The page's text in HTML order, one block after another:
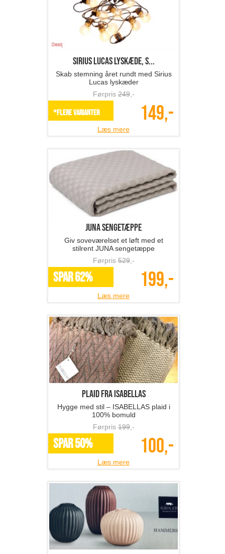
Sirius LUCAS lyskæde, s...
Skab stemning året rundt med Sirius
Lucas lyskæder
Førpris249,-
*Flere varianter 149,-
Læs mere
JUNA sengetæppe
Giv soveværelset et løft med et
stilrent JUNA sengetæppe
Førpris529,-
SPAR 62% 199,-
Læs mere
Plaid fra ISABELLAS
Hygge med stil – ISABELLAS plaid i
100% bomuld
Førpris199,-
SPAR 50% 100,-
Læs mere